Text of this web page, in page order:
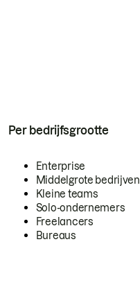
Per bedrijfsgrootte
Enterprise
Middelgrote bedrijven
Kleine teams
Solo-ondernemers
Freelancers
Bureaus